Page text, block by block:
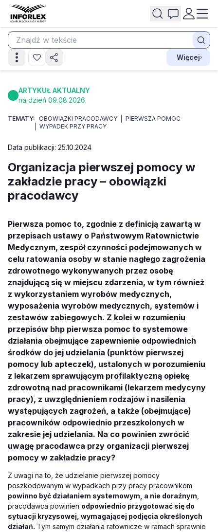
Więcej
ARTYKUŁ AKTUALNY
na dzień 09.08.2026
TEMATY: OBOWIĄZKI PRACODAWCY
PIERWSZA POMOC
WYPADEK PRZY PRACY
Data publikacji: 25.10.2024
Organizacja pierwszej pomocy w
zakładzie pracy – obowiązki
pracodawcy
Pierwsza pomoc to, zgodnie z definicją zawartą w
przepisach ustawy o Państwowym Ratownictwie
Medycznym, zespół czynności podejmowanych w
celu ratowania osoby w stanie nagłego zagrożenia
zdrowotnego wykonywanych przez osobę
znajdującą się w miejscu zdarzenia, w tym również
z wykorzystaniem wyrobów medycznych,
wyposażenia wyrobów medycznych, systemów i
zestawów zabiegowych. Z kolei w rozumieniu
przepisów bhp pierwsza pomoc to systemowe
działania obejmujące zapewnienie odpowiednich
środków do jej udzielania (punktów pierwszej
pomocy lub apteczek), ustalonych w porozumieniu
z lekarzem sprawującym profilaktyczną opiekę
zdrowotną nad pracownikami (lekarzem medycyny
pracy), z uwzględnieniem rodzajów i nasilenia
występujących zagrożeń, a także (obejmujące)
pracowników odpowiednio przeszkolonych w
zakresie jej udzielania. Na co powinien zwrócić
uwagę pracodawca przy organizacji pierwszej
pomocy w zakładzie pracy?
Z uwagi na to, że udzielanie pierwszej pomocy
poszkodowanym w wypadkach przy pracy pracownikom
powinno być działaniem systemowym, a nie doraźnym
pracodawca powinien odpowiednio przygotować się do
sytuacji kryzysowej, wymagającej podjęcia określonych
działań. Tym samym działania ratownicze w ramach sprawnie